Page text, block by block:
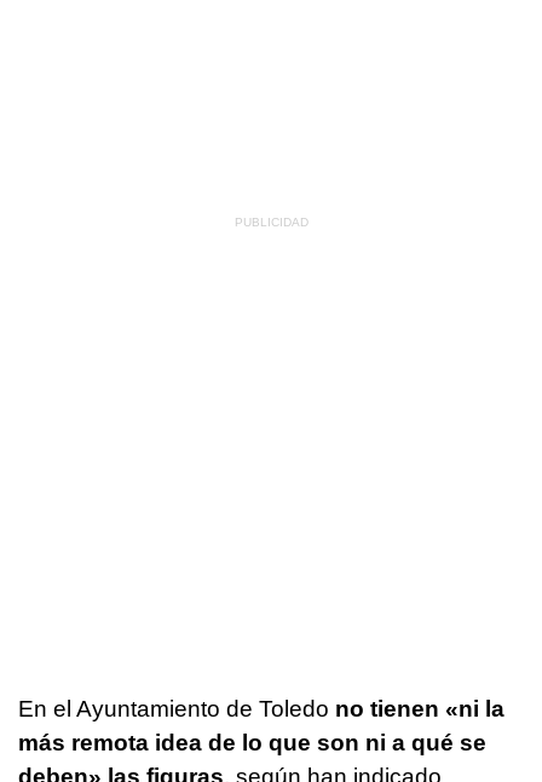
En el Ayuntamiento de Toledo no tienen «ni la
más remota idea de lo que son ni a qué se
deben» las figuras, según han indicado